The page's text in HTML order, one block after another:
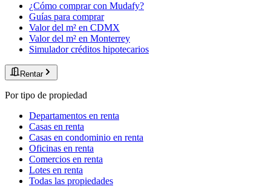
¿Cómo comprar con Mudafy?
Guías para comprar
Valor del m² en CDMX
Valor del m² en Monterrey
Simulador créditos hipotecarios
Rentar
Por tipo de propiedad
Departamentos en renta
Casas en renta
Casas en condominio en renta
Oficinas en renta
Comercios en renta
Lotes en renta
Todas las propiedades